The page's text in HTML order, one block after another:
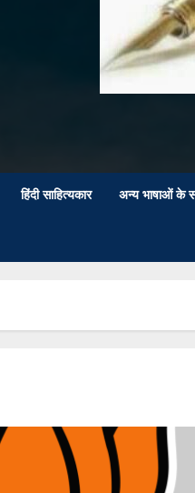
हिंदी साहित्यकार अन्य भाषाओं के